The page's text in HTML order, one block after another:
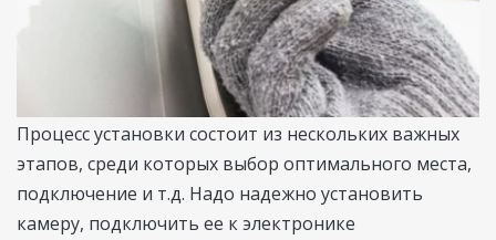
Процесс установки состоит из нескольких важных
этапов, среди которых выбор оптимального места,
подключение и т.д. Надо надежно установить
камеру, подключить ее к электронике